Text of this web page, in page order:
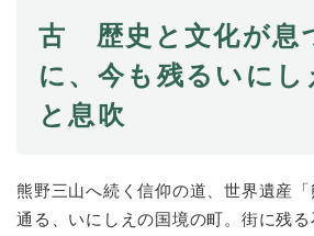
古 歴史と文化が息
に、今も残るいにし
と息吹
熊野三山へ続く信仰の道、世界遺産
通る、いにしえの国境の町。街に残